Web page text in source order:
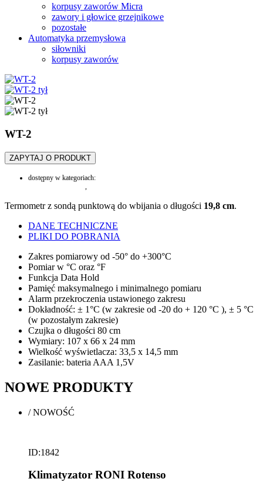
korpusy zaworów Micra
zawory i głowice grzejnikowe
pozostałe
Automatyka przemysłowa
siłowniki
korpusy zaworów
WT-2
ZAPYTAJ O PRODUKT
dostępny w kategoriach:
Termometr z sondą punktową do wbijania o długości 19,8 cm.
DANE TECHNICZNE
PLIKI DO POBRANIA
Zakres pomiarowy od -50° do +300°C
Pomiar w °C oraz °F
Funkcja Data Hold
Pamięć maksymalnego i minimalnego pomiaru
Alarm przekroczenia ustawionego zakresu
Dokładność: ± 1°C (w zakresie od -20 do + 120 °C ), ± 5 °C
(w pozostałym zakresie)
Czujka o długości 80 cm
Wymiary: 107 x 66 x 24 mm
Wielkość wyświetlacza: 33,5 x 14,5 mm
Zasilanie: bateria AAA 1,5V
NOWE PRODUKTY
/NOWOŚĆ
ID:1842
Klimatyzator RONI Rotenso